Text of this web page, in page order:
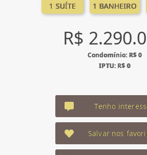
1 SUÍTE 1 BANHEIRO
R$
Condomínio: R$ 0
IPTU: R$ 0
Tenho
Salvar nos